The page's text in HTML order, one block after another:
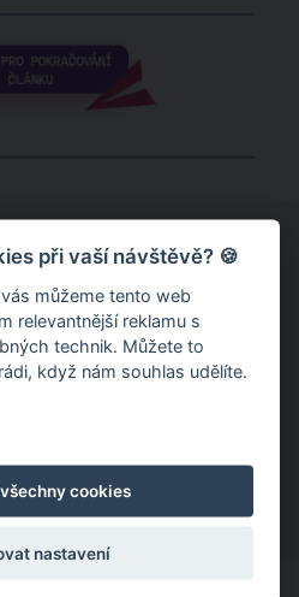
při vaší návštěvě? 🍪
můžeme tento web
relevantnější reklamu s
technik. Můžete to
když nám souhlas udělíte.
cookies
nastavení